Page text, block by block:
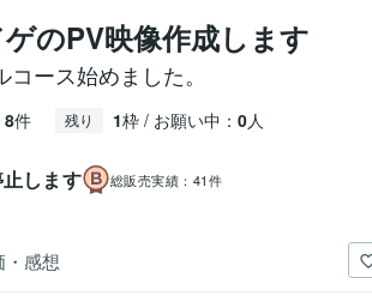
のPV映像作成します
ース始めました。
8件 残り 1枠 / お願い中： 0人
します 総販売実績： 41件
・感想